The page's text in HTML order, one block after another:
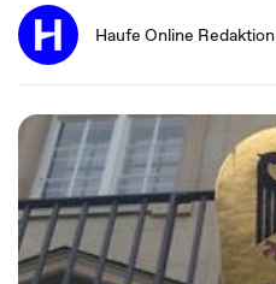
Haufe Online Redaktion